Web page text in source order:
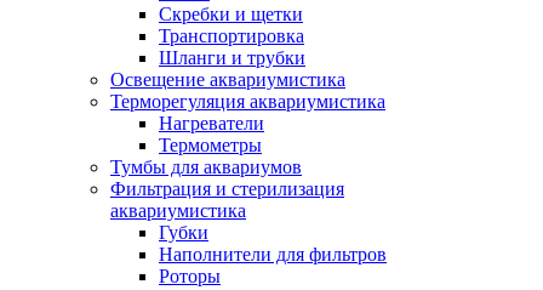
Скребки и щетки
Транспортировка
Шланги и трубки
Освещение аквариумистика
Терморегуляция аквариумистика
Нагреватели
Термометры
Тумбы для аквариумов
Фильтрация и стерилизация
аквариумистика
Губки
Наполнители для фильтров
Роторы